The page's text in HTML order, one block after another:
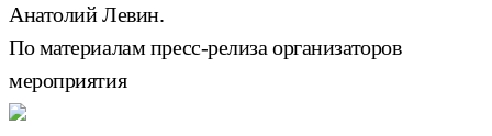
Анатолий Левин.
По материалам пресс-релиза организаторов
мероприятия